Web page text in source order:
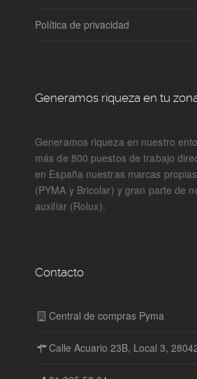
Política de privacidad
Generamos riqueza en tu
Generamos riqueza en nuestro
más de 800 puestos de trabajo
en España nuestras marcas
(PYMA y Bricolar) y gran parte de
auxiliar (Rolux).
Contacto
Central de compras Pyma
Calle Acuario 23B, Local 3,